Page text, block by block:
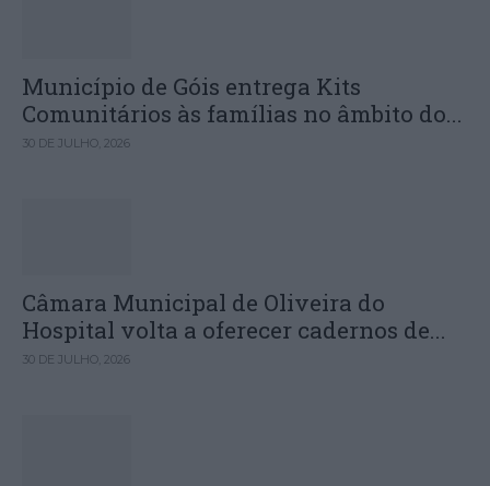
Município de Góis entrega Kits
Comunitários às famílias no âmbito do...
30 DE JULHO, 2026
Câmara Municipal de Oliveira do
Hospital volta a oferecer cadernos de...
30 DE JULHO, 2026